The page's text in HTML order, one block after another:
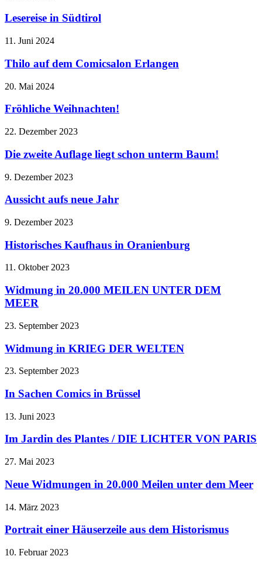
Lesereise in Südtirol
11. Juni 2024
Thilo auf dem Comicsalon Erlangen
20. Mai 2024
Fröhliche Weihnachten!
22. Dezember 2023
Die zweite Auflage liegt schon unterm Baum!
9. Dezember 2023
Aussicht aufs neue Jahr
9. Dezember 2023
Historisches Kaufhaus in Oranienburg
11. Oktober 2023
Widmung in 20.000 MEILEN UNTER DEM
MEER
23. September 2023
Widmung in KRIEG DER WELTEN
23. September 2023
In Sachen Comics in Brüssel
13. Juni 2023
Im Jardin des Plantes / DIE LICHTER VON PARIS
27. Mai 2023
Neue Widmungen in 20.000 Meilen unter dem Meer
14. März 2023
Portrait einer Häuserzeile aus dem Historismus
10. Februar 2023